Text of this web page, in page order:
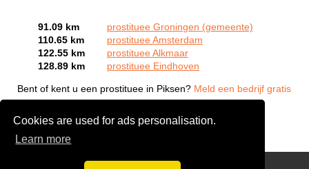
Cookies are used for ads personalisation.
Learn more
91.09 km
prostituee Groningen (gemeente)
110.65 km
prostituee Amsterdam
122.55 km
prostituee Alkmaar
128.89 km
prostituee Eindhoven
Bent of kent u een prostituee in Piksen? Meld een bedrijf gratis
aan